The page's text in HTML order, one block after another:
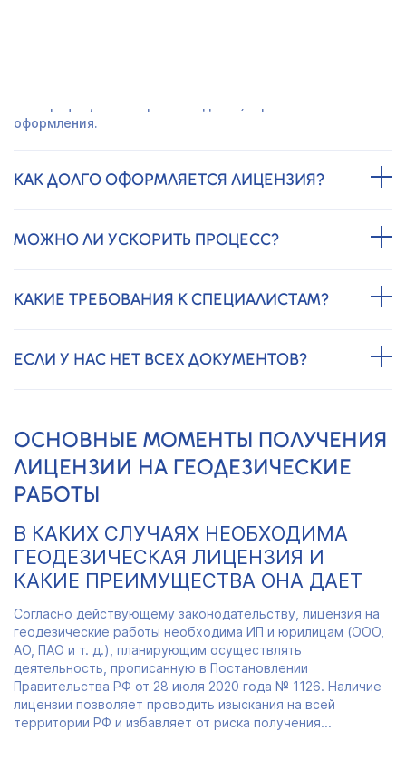
оформления.
КАК ДОЛГО ОФОРМЛЯЕТСЯ ЛИЦЕНЗИЯ?
МОЖНО ЛИ УСКОРИТЬ ПРОЦЕСС?
КАКИЕ ТРЕБОВАНИЯ К СПЕЦИАЛИСТАМ?
ЕСЛИ У НАС НЕТ ВСЕХ ДОКУМЕНТОВ?
ОСНОВНЫЕ МОМЕНТЫ ПОЛУЧЕНИЯ
ЛИЦЕНЗИИ НА ГЕОДЕЗИЧЕСКИЕ
РАБОТЫ
В КАКИХ СЛУЧАЯХ НЕОБХОДИМА
ГЕОДЕЗИЧЕСКАЯ ЛИЦЕНЗИЯ И
КАКИЕ ПРЕИМУЩЕСТВА ОНА ДАЕТ
Согласно действующему законодательству, лицензия на
геодезические работы необходима ИП и юрилицам (ООО,
АО, ПАО и т. д.), планирующим осуществлять
деятельность, прописанную в Постановлении
Правительства РФ от 28 июля 2020 года № 1126. Наличие
лицензии позволяет проводить изыскания на всей
территории РФ и избавляет от риска получения...